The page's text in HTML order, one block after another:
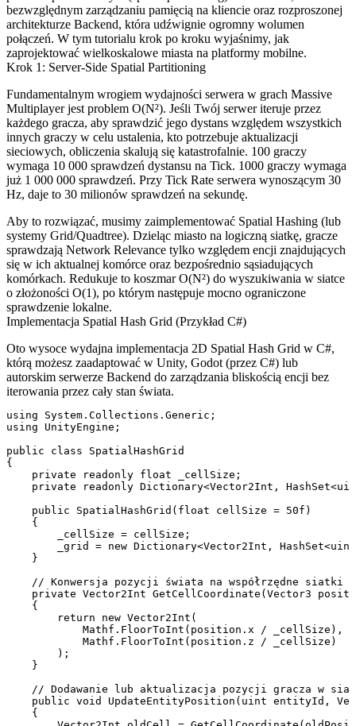
bezwzględnym zarządzaniu pamięcią na kliencie oraz rozproszonej
architekturze Backend, która udźwignie ogromny wolumen
połączeń. W tym tutorialu krok po kroku wyjaśnimy, jak
zaprojektować wielkoskalowe miasta na platformy mobilne.
Krok 1: Server-Side Spatial Partitioning
Fundamentalnym wrogiem wydajności serwera w grach Massive
Multiplayer jest problem O(N²). Jeśli Twój serwer iteruje przez
każdego gracza, aby sprawdzić jego dystans względem wszystkich
innych graczy w celu ustalenia, kto potrzebuje aktualizacji
sieciowych, obliczenia skalują się katastrofalnie. 100 graczy
wymaga 10 000 sprawdzeń dystansu na Tick. 1000 graczy wymaga
już 1 000 000 sprawdzeń. Przy Tick Rate serwera wynoszącym 30
Hz, daje to 30 milionów sprawdzeń na sekundę.
Aby to rozwiązać, musimy zaimplementować Spatial Hashing (lub
systemy Grid/Quadtree). Dzieląc miasto na logiczną siatkę, gracze
sprawdzają Network Relevance tylko względem encji znajdujących
się w ich aktualnej komórce oraz bezpośrednio sąsiadujących
komórkach. Redukuje to koszmar O(N²) do wyszukiwania w siatce
o złożoności O(1), po którym następuje mocno ograniczone
sprawdzenie lokalne.
Implementacja Spatial Hash Grid (Przykład C#)
Oto wysoce wydajna implementacja 2D Spatial Hash Grid w C#,
którą możesz zaadaptować w Unity, Godot (przez C#) lub
autorskim serwerze Backend do zarządzania bliskością encji bez
iterowania przez cały stan świata.
using System.Collections.Generic;
using UnityEngine;
public class SpatialHashGrid
{
    private readonly float _cellSize;
private readonly Dictionary<Vector2Int,
    public SpatialHashGrid(float cellSize = 50f)
    {
        _cellSize = cellSize;
_grid = new Dictionary<Vector2Int,
    }
    // Konwersja pozycji świata na współrzędne siatki
private Vector2Int GetCellCoordinate(Vector3
    {
        return new Vector2Int(
            Mathf.FloorToInt(position.x / _cellSize),
            Mathf.FloorToInt(position.z / _cellSize)
        );
    }
// Dodawanie lub aktualizacja pozycji gracza w
public void UpdateEntityPosition(uint entityId,
    {